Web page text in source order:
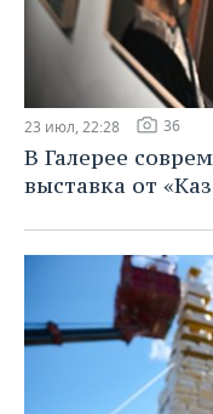
23 июл, 22:28 36
В Галерее
выставка от